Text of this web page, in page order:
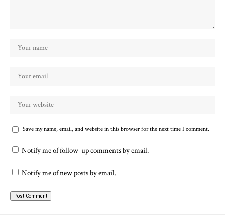
Save my name, email, and website in this browser for the next time I comment.
Notify me of follow-up comments by email.
Notify me of new posts by email.